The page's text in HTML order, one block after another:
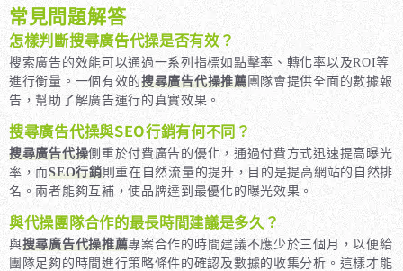
常見問題解答
怎樣判斷搜尋廣告代操是否有效？
搜索廣告的效能可以通過一系列指標如點擊率、轉化率以及ROI等
進行衡量。一個有效的搜尋廣告代操推薦團隊會提供全面的數據報
告，幫助了解廣告運行的真實效果。
搜尋廣告代操與SEO行銷有何不同？
搜尋廣告代操側重於付費廣告的優化，通過付費方式迅速提高曝光
率，而SEO行銷則重在自然流量的提升，目的是提高網站的自然排
名。兩者能夠互補，使品牌達到最優化的曝光效果。
與代操團隊合作的最長時間建議是多久？
與搜尋廣告代操推薦專案合作的時間建議不應少於三個月，以便給
團隊足夠的時間進行策略條件的確認及數據的收集分析。這樣才能